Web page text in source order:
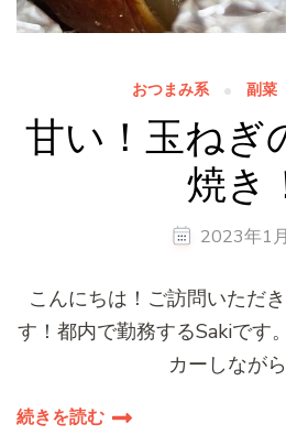
おつまみ系 副菜
甘い！玉ねぎ
焼き
2023年1
こんにちは！ご訪問いただ
す！都内で勤務するSakiです
カーしなが
続きを読む